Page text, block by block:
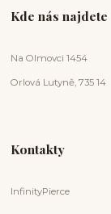
Kde nás najdete
Na Olmovci 1454
Orlová Lutyně, 735 14
Kontakty
InfinityPierce